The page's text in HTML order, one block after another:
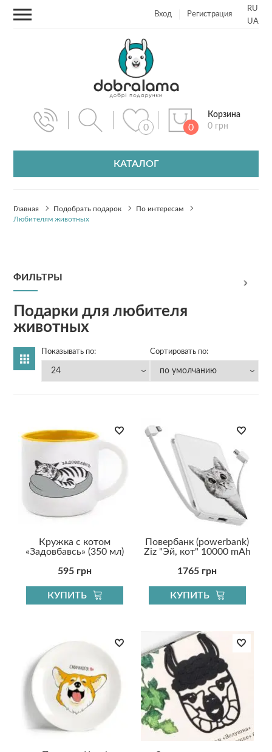
Вход Регистрация
RU
UA
0 0
Корзина
0 грн
КАТАЛОГ
Главная Подобрать подарок
По интересам
Любителям животных
ФИЛЬТРЫ
Подарки для любителя
животных
Показывать по: Сортировать по:
Кружка с котом
«Задовбавсь» (350 мл)
595 грн
КУПИТЬ
Повербанк (powerbank)
Ziz "Эй, кот" 10000 mAh
1765 грн
КУПИТЬ